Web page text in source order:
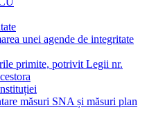
unei agende de integritate
primite, potrivit Legii nr.
măsuri SNA și măsuri plan